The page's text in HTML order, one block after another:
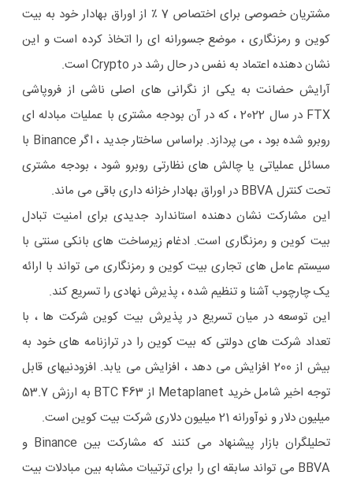
مشتریان خصوصی برای اختصاص 7 ٪ از اوراق بهادار خود به بیت
کوین و رمزنگاری ، موضع جسورانه ای را اتخاذ کرده است و این
نشان دهنده اعتماد به نفس در حال رشد در Crypto است.
آرایش حضانت به یکی از نگرانی های اصلی ناشی از فروپاشی
FTX در سال 2022 ، که در آن بودجه مشتری با عملیات مبادله ای
روبرو شده بود ، می پردازد. براساس ساختار جدید ، اگر Binance با
مسائل عملیاتی یا چالش های نظارتی روبرو شود ، بودجه مشتری
تحت کنترل BBVA در اوراق بهادار خزانه داری باقی می ماند.
این مشارکت نشان دهنده استاندارد جدیدی برای امنیت تبادل
بیت کوین و رمزنگاری است. ادغام زیرساخت های بانکی سنتی با
سیستم عامل های تجاری بیت کوین و رمزنگاری می تواند با ارائه
یک چارچوب آشنا و تنظیم شده ، پذیرش نهادی را تسریع کند.
این توسعه در میان تسریع در پذیرش بیت کوین شرکت ها ، با
تعداد شرکت های دولتی که بیت کوین را در ترازنامه های خود به
بیش از 200 افزایش می دهد ، افزایش می یابد. افزودنیهای قابل
توجه اخیر شامل خرید Metaplanet از 463 BTC به ارزش 53.7
میلیون دلار و نوآورانه 21 میلیون دلاری شرکت بیت کوین است.
تحلیلگران بازار پیشنهاد می کنند که مشارکت بین Binance و
BBVA می تواند سابقه ای را برای ترتیبات مشابه بین مبادلات بیت